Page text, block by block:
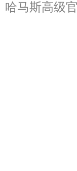
哈马斯高级